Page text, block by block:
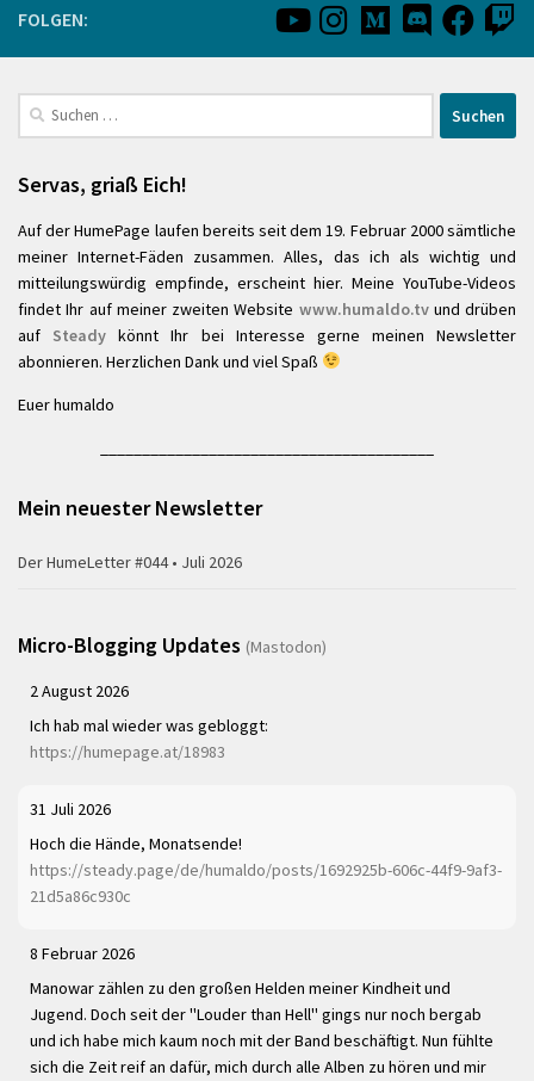
FOLGEN:
Suchen
nach:
Servas, griaß Eich!
Auf der HumePage laufen bereits seit dem 19. Februar 2000 sämtliche
meiner Internet-Fäden zusammen. Alles, das ich als wichtig und
mitteilungswürdig empfinde, erscheint hier. Meine YouTube-Videos
findet Ihr auf meiner zweiten Website www.humaldo.tvund drüben
auf Steady könnt Ihr bei Interesse gerne meinen Newsletter
abonnieren. Herzlichen Dank und viel Spaß
Euer humaldo
Mein neuester Newsletter
Der HumeLetter #044 • Juli 2026
Micro-Blogging Updates (Mastodon)
2 August 2026
Ich hab mal wieder was gebloggt:
https://humepage.at/18983
31 Juli 2026
Hoch die Hände, Monatsende!
https://steady.page/de/humaldo/posts/1692925b-606c-44f9-9af3-
21d5a86c930c
8 Februar 2026
Manowar zählen zu den großen Helden meiner Kindheit und
Jugend. Doch seit der "Louder than Hell" gings nur noch bergab
und ich habe mich kaum noch mit der Band beschäftigt. Nun fühlte
sich die Zeit reif an dafür, mich durch alle Alben zu hören und mir